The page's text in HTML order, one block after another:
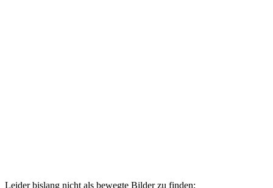
Leider bislang nicht als bewegte Bilder zu finden: